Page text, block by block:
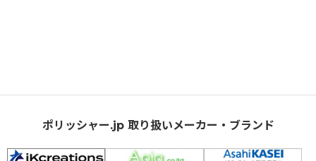
ポリッシャー.jp 取り扱いメーカー・ブランド